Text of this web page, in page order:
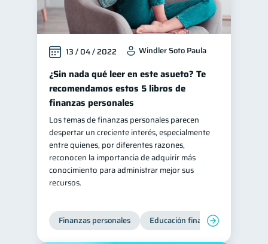
13 / 04 / 2022 Windler Soto Paula
¿Sin nada qué leer en este asueto? Te
recomendamos estos 5 libros de
finanzas personales
Los temas de finanzas personales parecen
despertar un creciente interés, especialmente
entre quienes, por diferentes razones,
reconocen la importancia de adquirir más
conocimiento para administrar mejor sus
recursos.
Finanzas personales Educación financiera